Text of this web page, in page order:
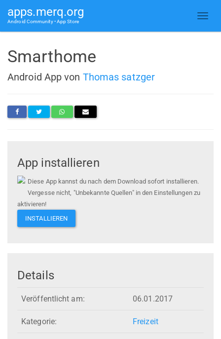
apps.merq.org
Android Community • App Store
Smarthome
Android App von Thomas satzger
App installieren
Diese App kannst du nach dem Download sofort installieren.
Vergesse nicht, "Unbekannte Quellen" in den Einstellungen zu
aktivieren!
INSTALLIEREN
Details
Veröffentlicht am: 06.01.2017
Kategorie: Freizeit